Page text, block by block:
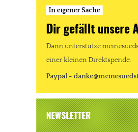
In eigener Sache
Dir gefällt unsere
Dann unterstütze
einer kleinen Direktspende.
Paypal -
NEWSLETTER